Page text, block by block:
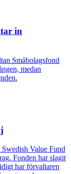
in
Småbolagsfond
medan
Value Fund
Fonden har slagit
har förvaltaren